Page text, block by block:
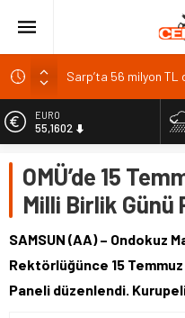
Sarp’ta 56 milyon
Adalet Bakanı
Brent petrol yüzde
Kristal Ayaklar
EURO
55,1602
6.684,84
BİST
13.811,60
47,7110
OMÜ’de 15
Milli Birlik Günü
SAMSUN (AA) – Ondokuz
Rektörlüğünce 15
Paneli düzenlendi.